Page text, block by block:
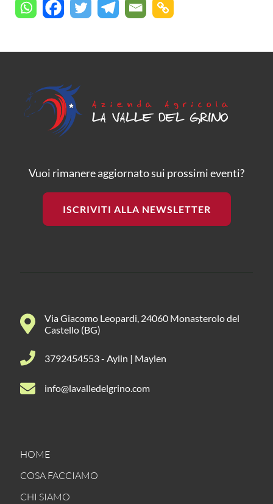
Vuoi rimanere aggiornato sui prossimi eventi?
ISCRIVITI ALLA NEWSLETTER
Via Giacomo Leopardi, 24060 Monasterolo del
Castello (BG)
3792454553 - Aylin | Maylen
info@lavalledelgrino.com
HOME
COSA FACCIAMO
CHI SIAMO